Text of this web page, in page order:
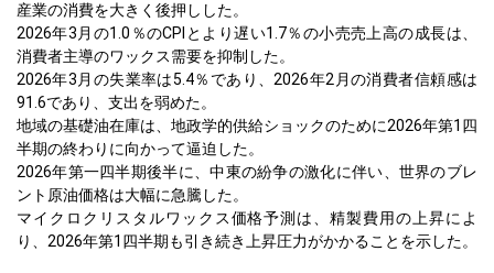
産業の消費を大きく後押しした。
2026年3月の1.0％のCPIとより遅い1.7％の小売売上高の成長は、
消費者主導のワックス需要を抑制した。
2026年3月の失業率は5.4％であり、2026年2月の消費者信頼感は
91.6であり、支出を弱めた。
地域の基礎油在庫は、地政学的供給ショックのために2026年第1四
半期の終わりに向かって逼迫した。
2026年第一四半期後半に、中東の紛争の激化に伴い、世界のブレ
ント原油価格は大幅に急騰した。
マイクロクリスタルワックス価格予測は、精製費用の上昇によ
り、2026年第1四半期も引き続き上昇圧力がかかることを示した。